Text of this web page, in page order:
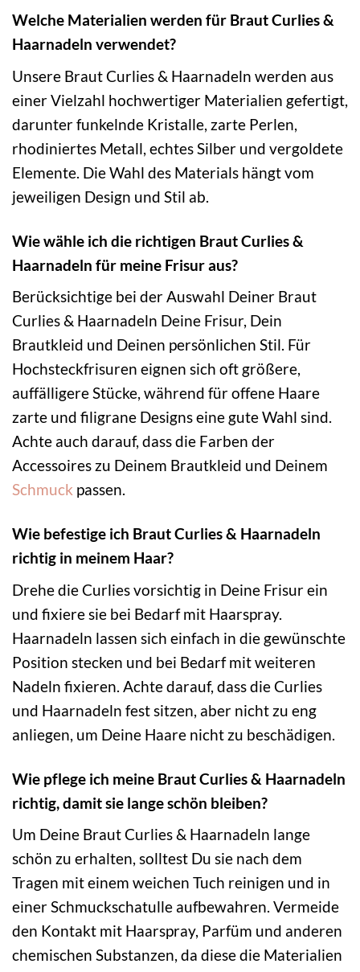
Welche Materialien werden für Braut Curlies &
Haarnadeln verwendet?
Unsere Braut Curlies & Haarnadeln werden aus
einer Vielzahl hochwertiger Materialien gefertigt,
darunter funkelnde Kristalle, zarte Perlen,
rhodiniertes Metall, echtes Silber und vergoldete
Elemente. Die Wahl des Materials hängt vom
jeweiligen Design und Stil ab.
Wie wähle ich die richtigen Braut Curlies &
Haarnadeln für meine Frisur aus?
Berücksichtige bei der Auswahl Deiner Braut
Curlies & Haarnadeln Deine Frisur, Dein
Brautkleid und Deinen persönlichen Stil. Für
Hochsteckfrisuren eignen sich oft größere,
auffälligere Stücke, während für offene Haare
zarte und filigrane Designs eine gute Wahl sind.
Achte auch darauf, dass die Farben der
Accessoires zu Deinem Brautkleid und Deinem
Schmuck passen.
Wie befestige ich Braut Curlies & Haarnadeln
richtig in meinem Haar?
Drehe die Curlies vorsichtig in Deine Frisur ein
und fixiere sie bei Bedarf mit Haarspray.
Haarnadeln lassen sich einfach in die gewünschte
Position stecken und bei Bedarf mit weiteren
Nadeln fixieren. Achte darauf, dass die Curlies
und Haarnadeln fest sitzen, aber nicht zu eng
anliegen, um Deine Haare nicht zu beschädigen.
Wie pflege ich meine Braut Curlies & Haarnadeln
richtig, damit sie lange schön bleiben?
Um Deine Braut Curlies & Haarnadeln lange
schön zu erhalten, solltest Du sie nach dem
Tragen mit einem weichen Tuch reinigen und in
einer Schmuckschatulle aufbewahren. Vermeide
den Kontakt mit Haarspray, Parfüm und anderen
chemischen Substanzen, da diese die Materialien